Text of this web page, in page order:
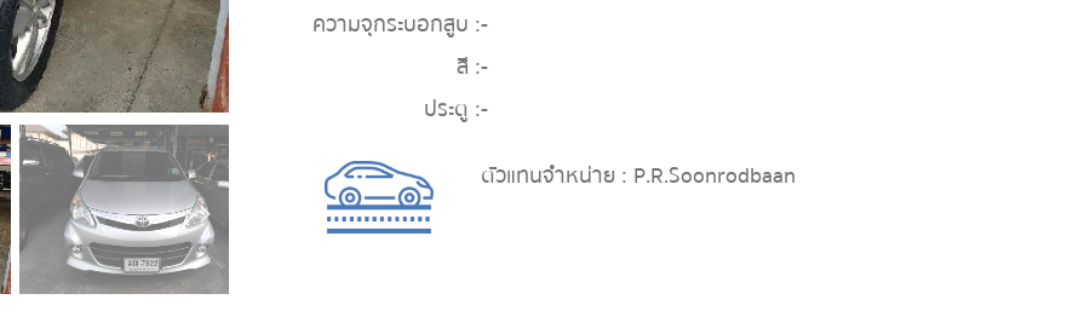
ความจุกระบอกสูบ :-
สี :-
ประตู :-
ตัวแทนจำหน่าย : P.R.Soonrodbaan